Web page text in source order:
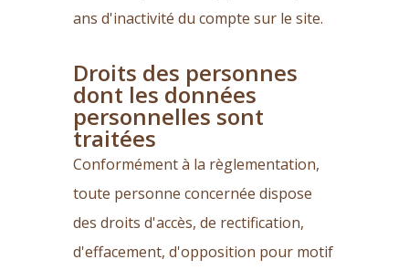
ans d'inactivité du compte sur le site.
Droits des personnes
dont les données
personnelles sont
traitées
Conformément à la règlementation,
toute personne concernée dispose
des droits d'accès, de rectification,
d'effacement, d'opposition pour motif